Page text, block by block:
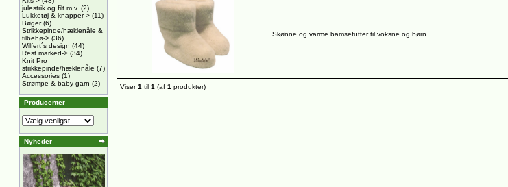
julestrik og filt m.v. (2)
Lukketøj & knapper-> (11)
Bøger(6)
Strikkepinde/hæklenåle &
tilbehø-> (36)
Wilfert´s design (44)
Rest marked-> (34)
Knit Pro
strikkepinde/hæklenåle (7)
Accessories (1)
Strømpe & baby garn (2)
Producenter
Nyheder
Skønne og varme bamsefutter til voksne og børn
Viser1 til 1 (af 1 produkter)